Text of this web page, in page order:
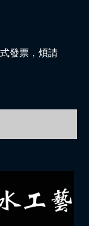
發票，煩請